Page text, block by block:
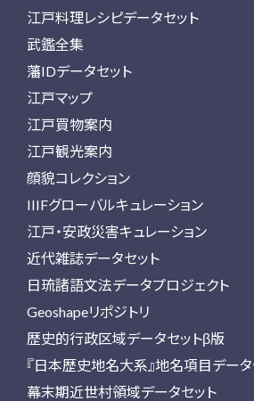
江戸料理レシピデータセット
武鑑全集
藩IDデータセット
江戸マップ
江戸買物案内
江戸観光案内
顔貌コレクション
IIIFグローバルキュレーション
江戸・安政災害キュレーション
近代雑誌データセット
日琉諸語文法データプロジェクト
Geoshapeリポジトリ
歴史的行政区域データセットβ版
『日本歴史地名大系』地名項目データ
幕末期近世村領域データセット